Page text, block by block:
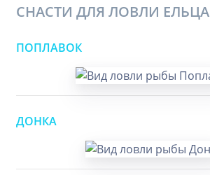
СНАСТИ ДЛЯ ЛОВЛИ ЕЛЬЦА
ПОПЛАВОК
ДОНКА